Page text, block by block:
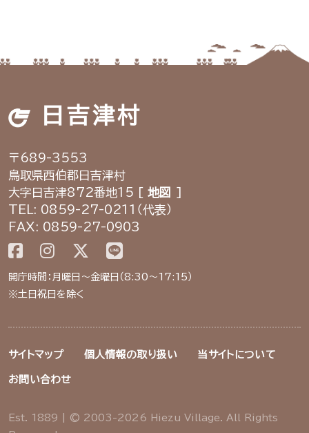
日吉津村
〒689-3553
鳥取県西伯郡日吉津村
大字日吉津872番地15 [ 地図
TEL: 0859-27-0211（代表）
FAX: 0859-27-0903
開庁時間：月曜日～金曜日（8:30～17:15）
※土日祝日を除く
サイトマップ 個人情報の取り扱い 当サイトについて
お問い合わせ
Est. 1889 | © 2003-2026 Hiezu Village. All Rights